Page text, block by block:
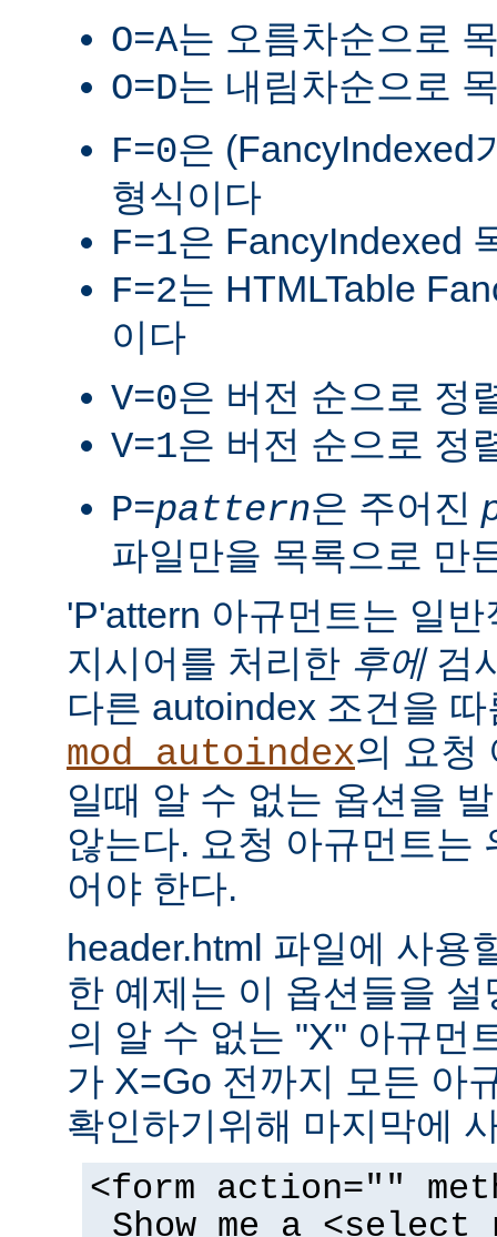
O=A는 오름차순으로
O=D는 내림차순으로
F=0은 (FancyIndexed
형식이다
F=1은 FancyIndexed
F=2는 HTMLTable
이다
V=0은 버전 순으로 정
V=1은 버전 순으로 정
P=pattern은 주어진
파일만을 목록으로 만
'P'attern 아규먼트는 일
지시어를 처리한 후에검
다른 autoindex 조건을
mod_autoindex의 요청
일때 알 수 없는 옵션을
않는다. 요청 아규먼트는
어야 한다.
header.html 파일에 사용
한 예제는 이 옵션들을
의 알 수 없는 "X" 아규먼
가 X=Go 전까지 모든 아
확인하기위해 마지막에
<form action=""
Show me a <select